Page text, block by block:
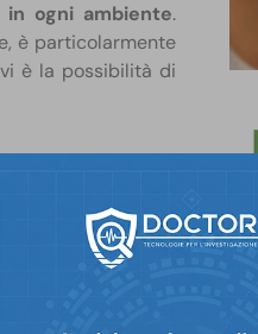
ogni ambiente.
è particolarmente
è la possibilità di
card (non inclusa)
chiamare con il
ciò che accade in